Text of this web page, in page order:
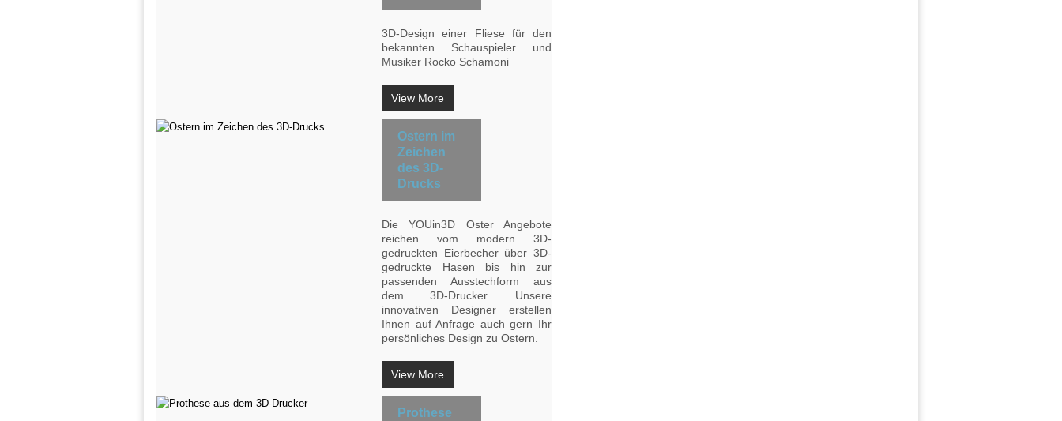
3D-Design einer Fliese für den
bekannten Schauspieler und
Musiker Rocko Schamoni
View More
Ostern im
Zeichen
des 3D-
Drucks
Die YOUin3D Oster Angebote
reichen vom modern 3D-
gedruckten Eierbecher über 3D-
gedruckte Hasen bis hin zur
passenden Ausstechform aus
dem 3D-Drucker. Unsere
innovativen Designer erstellen
Ihnen auf Anfrage auch gern Ihr
persönliches Design zu Ostern.
View More
Prothese